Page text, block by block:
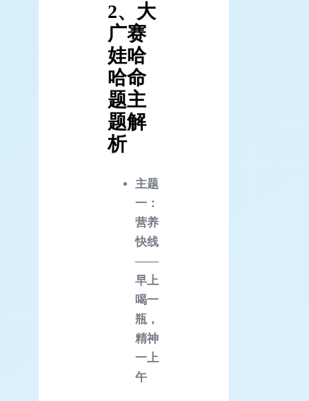
2、大
广赛
娃哈
哈命
题主
题解
析
主题
一：
营养
快线
——
早上
喝一
瓶，
精神
一上
午